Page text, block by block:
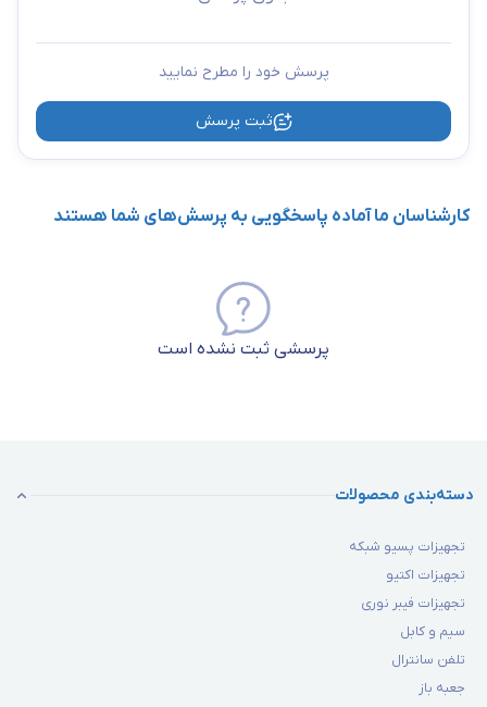
ساختار S/FTP، بهترین گزینه برای شبکه‌های حرفه‌ای، مراکز داده و
محیط‌های پرنویز است. همچنین، روکش LSZH آن از انتشار دود سمی در
هنگام حریق جلوگیری می‌کند و ایمنی بالایی را فراهم می‌سازد. ما در
می‌دهیم تا شما بتوانید یک انتخاب درست و متناسب با نیاز خود داشته
پرسش خود را مطرح نمایید
ثبت پرسش
کارشناسان ما آماده پاسخگویی به پرسش‌های شما هستند
پرسشی ثبت نشده است
دسته‌بندی محصولات
تجهیزات پسیو شبکه
تجهیزات اکتیو
تجهیزات فیبر نوری
سیم و کابل
تلفن سانترال
جعبه باز